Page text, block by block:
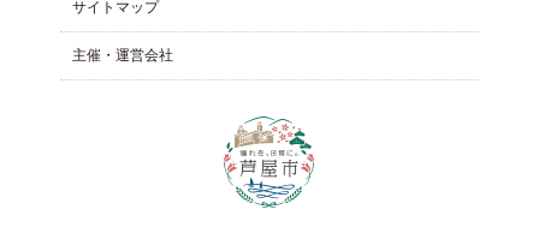
サイトマップ
主催・運営会社